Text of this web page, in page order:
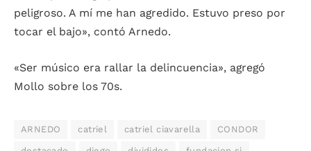
peligroso. A mí me han agredido. Estuvo preso por
tocar el bajo», contó Arnedo.
«Ser músico era rallar la delincuencia», agregó
Mollo sobre los 70s.
ARNEDO catriel catriel ciavarella CONDOR